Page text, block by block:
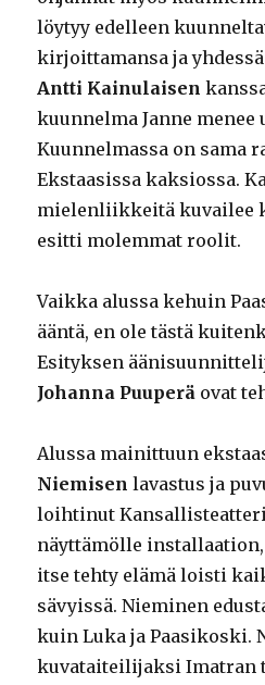
löytyy edelleen
kirjoittamansa ja
Antti Kainulaisen
kuunnelma Janne
Kuunnelmassa on sama
Ekstaasissa kaksiossa.
mielenliikkeitä kuvailee
esitti molemmat roolit.
Vaikka alussa kehuin
ääntä, en ole tästä
Esityksen
Johanna Puuperä ovat
Alussa mainittuun
Niemisen lavastus ja
loihtinut
näyttämölle
itse tehty elämä loisti
sävyissä. Nieminen
kuin Luka ja Paasikoski.
kuvataiteilijaksi Imatran